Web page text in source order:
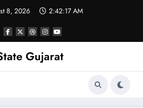
8, 2026 2:42:17 AM
Gujarat